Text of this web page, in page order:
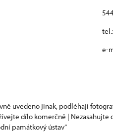
e-
uvedeno jinak, podléhají
dílo komerčně | Nezasahujte
památkový ústav“